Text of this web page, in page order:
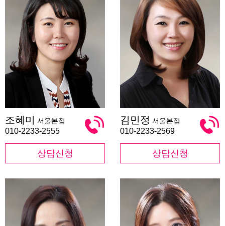
혜
미
조혜미 서울본점
010-2233-2555
상담신청
민
정
김민정 서울본점
010-2233-2569
상담신청